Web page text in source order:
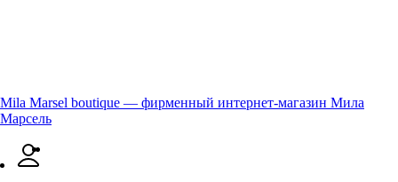
Mila Marsel boutique — фирменный интернет-магазин Мила
Марсель